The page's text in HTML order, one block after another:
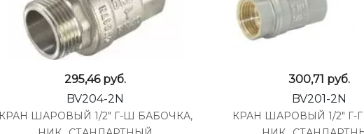
295,46 руб.
BV204-2N
КРАН ШАРОВЫЙ 1/2" Г-Ш БАБОЧКА,
300,71 руб.
BV201-2N
КРАН ШАРОВЫЙ 1/2" Г-